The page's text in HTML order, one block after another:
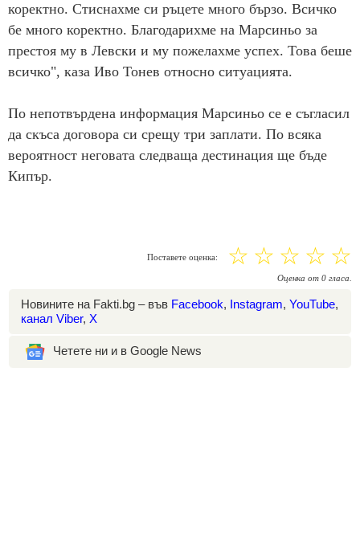
коректно. Стиснахме си ръцете много бързо. Всичко
бе много коректно. Благодарихме на Марсиньо за
престоя му в Левски и му пожелахме успех. Това беше
всичко", каза Иво Тонев относно ситуацията.
По непотвърдена информация Марсиньо се е съгласил
да скъса договора си срещу три заплати. По всяка
вероятност неговата следваща дестинация ще бъде
Кипър.
Поставете оценка: ☆
☆
☆
☆
☆
Оценка от 0 гласа.
Новините на Fakti.bg – във Facebook, Instagram, YouTube,
канал Viber, X
Четете ни и в Google News